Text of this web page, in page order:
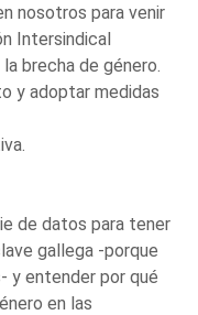
nosotros para venir
Intersindical
brecha de género.
y adoptar medidas
de datos para tener
gallega -porque
y entender por qué
en las